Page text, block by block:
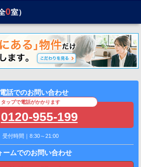
0室）
話でのお問い合わせ
タップで電話がかかります
0120-955-199
受付時間｜8:30～21:00
ームでのお問い合わせ